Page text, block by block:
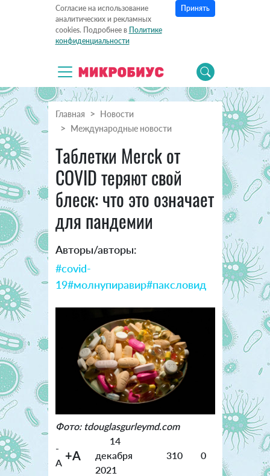
Согласие на использование
аналитических и рекламных
cookies. Подробнее в Политике
конфиденциальности
Принять
Главная
Новости
Международные новости
Таблетки Merck от
COVID теряют свой
блеск: что это означает
для пандемии
Авторы/авторы:
#covid-
19#молнупиравир#паксловид
Фото: tdouglasgurleymd.com
-
A +A
14
декабря
2021
310 0